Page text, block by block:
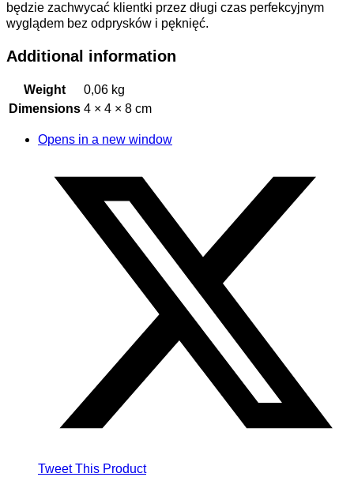
będzie zachwycać klientki przez długi czas perfekcyjnym
wyglądem bez odprysków i pęknięć.
Additional information
Weight
0,06 kg
Dimensions 4 × 4 × 8 cm
Opens in a new window
Tweet This Product